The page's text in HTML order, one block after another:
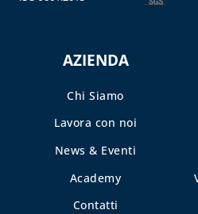
AZIENDA
Chi Siamo
Lavora con noi
News & Eventi
Academy
Contatti